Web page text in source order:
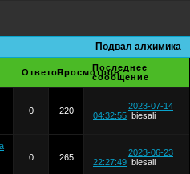
Подвал алхимика
ОтветовПросмотровПоследнее
сообщение
0
220
2023-07-14
04:32:55 biesali
0 265
2023-06-23
22:27:49 biesali